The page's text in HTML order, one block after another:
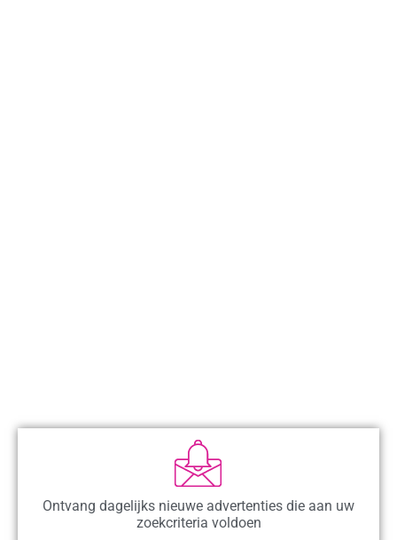
Ontvang dagelijks nieuwe advertenties die aan uw
zoekcriteria voldoen